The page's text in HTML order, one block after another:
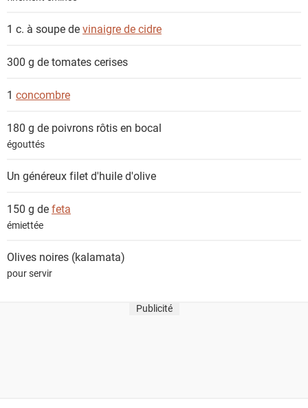
1 c. à soupe devinaigre de cidre
300 g detomates cerises
1 concombre
180 g de poivrons rôtis en bocal
égouttés
Un généreux filetd'huile d'olive
150 g defeta
émiettée
Olives noires (kalamata)
pour servir
Publicité